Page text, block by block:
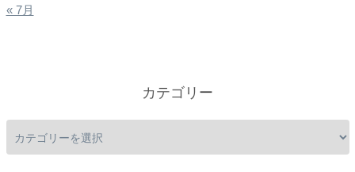
« 7月
カテゴリー